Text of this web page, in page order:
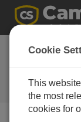
役立つハウツ
Cookie
This
the most
cookies for